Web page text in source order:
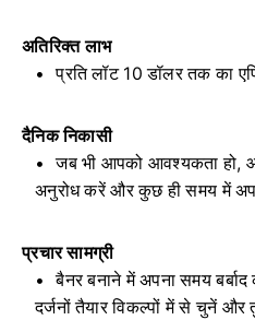
अतिरिक्त लाभ
प्रति लॉट 10 डॉलर तक का
दैनिक निकासी
जब भी आपको आवश्यकता हो,
अनुरोध करें और कुछ ही समय में
प्रचार सामग्री
बैनर बनाने में अपना समय
दर्जनों तैयार विकल्पों में से चुनें